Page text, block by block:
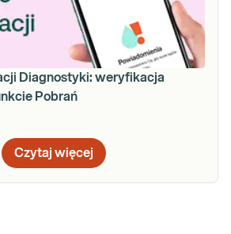
Diagnostyki: weryfikacja
Pobrań
Czytaj więcej